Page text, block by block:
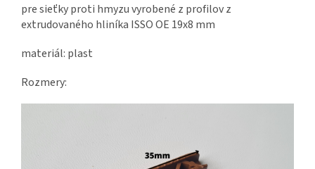
pre sieťky proti hmyzu vyrobené z profilov z
extrudovaného hliníka ISSO OE 19x8 mm
materiál: plast
Rozmery: